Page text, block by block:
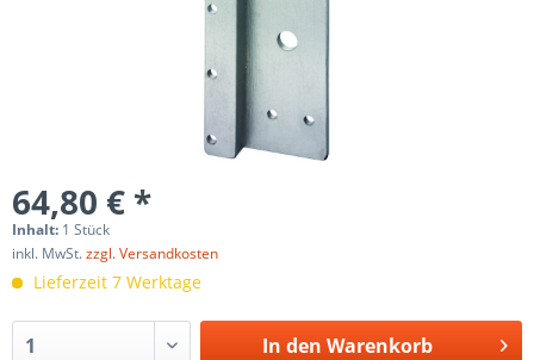
64,80 € *
Inhalt: 1 Stück
inkl. MwSt.zzgl. Versandkosten
Lieferzeit 7 Werktage
In den Warenkorb